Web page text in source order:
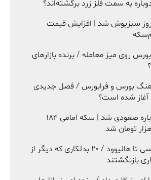
به سمت فلز زرد برگشته‌اند؟
سبزپوش شد | افزایش قیمت
بورس روی میز معامله / برنده بازارهای
بورس و فرابورس / فصل جدیدی
آغاز شده است؟
بازار طلا دوباره صعودی شد | سکه امامی ۱۸۴
از ارشا اقدسی تا هالیوود / ۲۰ بدلکاری که دیگر از
بازنگشتند